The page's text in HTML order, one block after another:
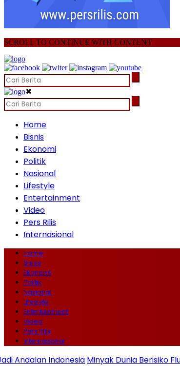
SCROLL TO CONTINUE WITH CONTENT
✖
Home
Bisnis
Ekonomi
Politik
Nasional
Lifestyle
Entertainment
Video
Pers Rilis
Internasional
Home
Bisnis
Ekonomi
Politik
Nasional
Lifestyle
Entertainment
Video
Pers Rilis
Internasional
IndonesiaMinyak Dunia Berisiko